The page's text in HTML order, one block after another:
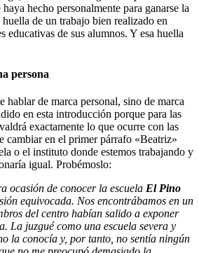
hecho personalmente para ganarse la
de un trabajo bien realizado en
educativas de sus alumnos. Y esa huella
persona
hablar de marca personal, sino de marca
en esta introducción porque para las
exactamente lo que ocurre con las
cambiar en el primer párrafo «Beatriz»
o el instituto donde estemos trabajando y
igual. Probémoslo:
ocasión de conocer la escuela El Pino
equivocada. Nos encontrábamos en un
del centro habían salido a exponer
La juzgué como una escuela severa y
la conocía y, por tanto, no sentía ningún